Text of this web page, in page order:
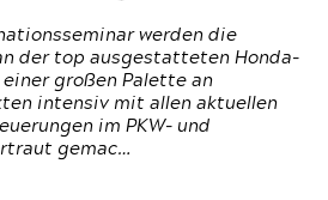
werden die
der top ausgestatteten Honda-
großen Palette an
intensiv mit allen aktuellen
im PKW- und
gemac…